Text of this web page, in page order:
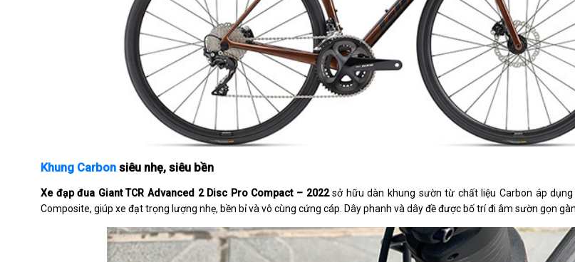
Khung Carbon siêu nhẹ, siêu bền
Xe đạp đua Giant TCR Advanced 2 Disc Pro Compact – 2022sở hữu dàn khung sườn từ chất liệu Carbon áp dụng
Composite, giúp xe đạt trọng lượng nhẹ, bền bỉ và vô cùng cứng cáp. Dây phanh và dây đề được bố trí đi âm sườn gọn